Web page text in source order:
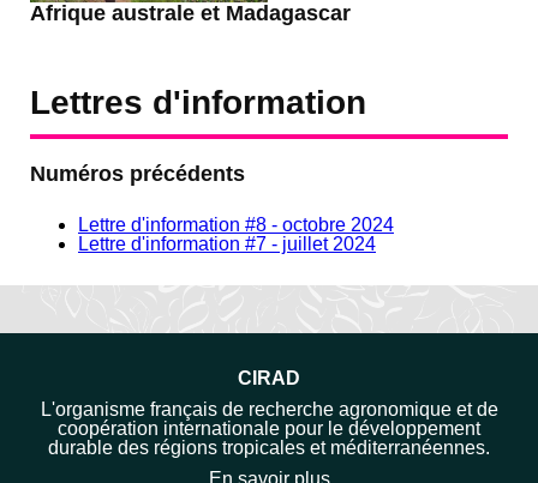
Afrique australe et Madagascar
Lettres d'information
Numéros précédents
Lettre d'information #8 - octobre 2024
Lettre d'information #7 - juillet 2024
CIRAD
L'organisme français de recherche agronomique et de
coopération internationale pour le développement
durable des régions tropicales et méditerranéennes.
En savoir plus